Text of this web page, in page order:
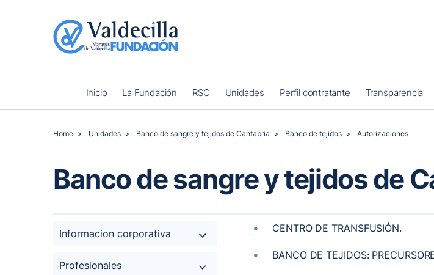
Inicio La Fundación RSC Unidades Perfil contratante Transparencia
Home Unidades Banco de sangre y tejidos de Cantabria Banco de tejidos Autorizaciones
Banco de sangre y tejidos de
Informacion corporativa
Profesionales
CENTRO DE TRANSFUSIÓN.
BANCO DE TEJIDOS: